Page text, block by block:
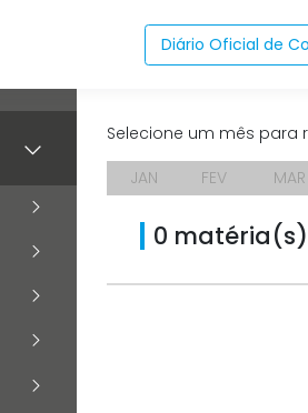
Diário Oficial de
Selecione um mês para
JAN
FEV MAR
0